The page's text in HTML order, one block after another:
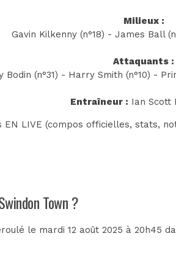
Milieux :
Gavin Kilkenny (n°18) - James Ball
Attaquants :
Bodin (n°31) - Harry Smith (n°10) -
Entraîneur : Ian Scott
LIVE (compos officielles, stats,
Town ?
le mardi 12 août 2025 à 20h45